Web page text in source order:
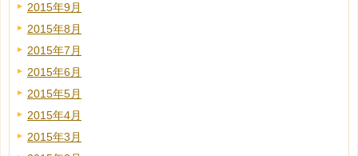
2015年9月
2015年8月
2015年7月
2015年6月
2015年5月
2015年4月
2015年3月